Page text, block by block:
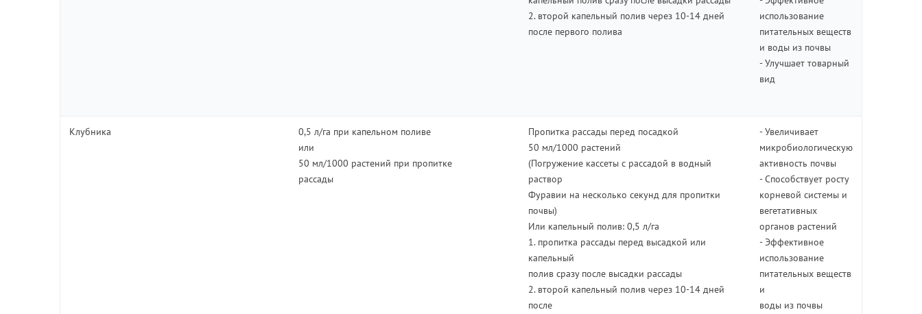
2. второй капельный полив через 10-14 дней
после первого полива
использование
питательных веществ
и воды из почвы
- Улучшает товарный
вид
Клубника
0,5 л/га при капельном поливе
или
50 мл/1000 растений при пропитке
рассады
Пропитка рассады перед посадкой
50 мл/1000 растений
(Погружение кассеты с рассадой в водный
раствор
Фуравии на несколько секунд для пропитки
почвы)
Или капельный полив: 0,5 л/га
1. пропитка рассады перед высадкой или
капельный
полив сразу после высадки рассады
2. второй капельный полив через 10-14 дней
после
- Увеличивает
микробиологическую
активность почвы
- Способствует росту
корневой системы и
вегетативных
органов растений
- Эффективное
использование
питательных веществ
и
воды из почвы